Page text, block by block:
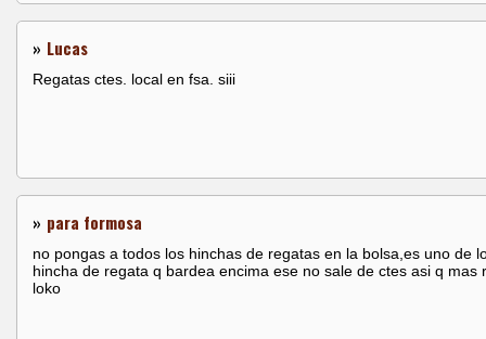
» Lucas
Regatas ctes. local en fsa. siii
» para formosa
no pongas a todos los hinchas de regatas en la bolsa,es uno de
hincha de regata q bardea encima ese no sale de ctes asi q mas
loko